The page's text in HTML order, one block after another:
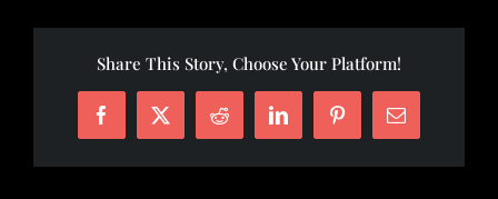
Share This Story, Choose Your Platform!
Facebook
X Reddit LinkedInPinterest
E-
mail